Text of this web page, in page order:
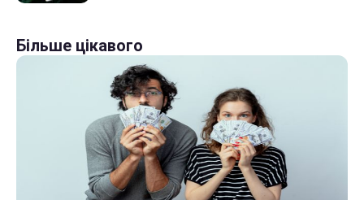
Більше цікавого